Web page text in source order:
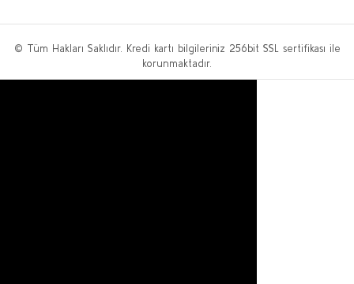
© Tüm Hakları Saklıdır. Kredi kartı bilgileriniz 256bit SSL sertifikası ile
korunmaktadır.